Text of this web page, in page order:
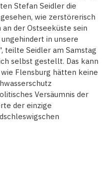
Stefan Seidler die
wie zerstörerisch
der Ostseeküste sein
in unsere
teilte Seidler am Samstag
selbst gestellt. Das kann
Flensburg hätten keine
Versäumnis der
der einzige